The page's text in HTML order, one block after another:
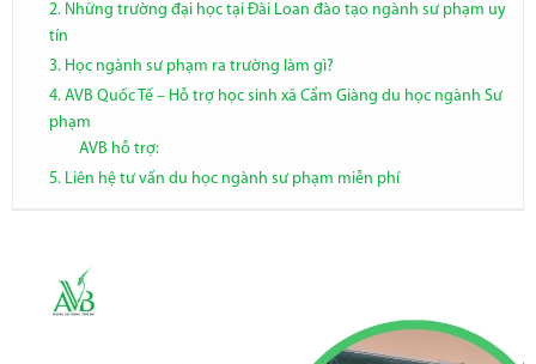
2. Những trường đại học tại Đài Loan đào tạo ngành sư phạm uy
tín
3. Học ngành sư phạm ra trường làm gì?
4. AVB Quốc Tế – Hỗ trợ học sinh xã Cẩm Giàng du học ngành Sư
phạm
AVB hỗ trợ:
5. Liên hệ tư vấn du học ngành sư phạm miễn phí